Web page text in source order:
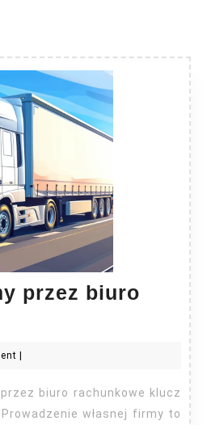
przez biuro
biuro
|
własnej firmy to